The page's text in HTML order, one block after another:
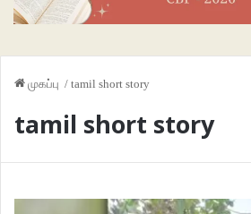
முகப்பு / tamil short story
tamil short story